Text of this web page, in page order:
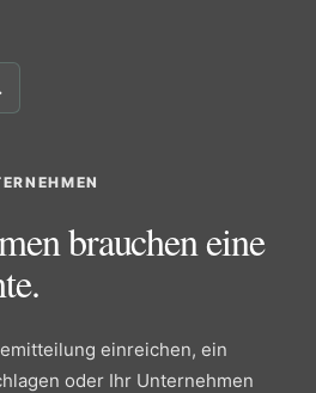
brauchen eine
einreichen, ein
oder Ihr Unternehmen